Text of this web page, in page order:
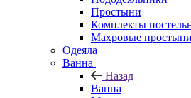
Простыни
Комплекты
Махровые простыни
Одеяла
Ванна
Назад
Ванна